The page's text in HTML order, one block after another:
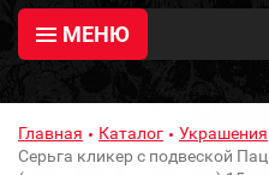
МЕНЮ
Главная Каталог Украшения
Серьга кликер с подвеской